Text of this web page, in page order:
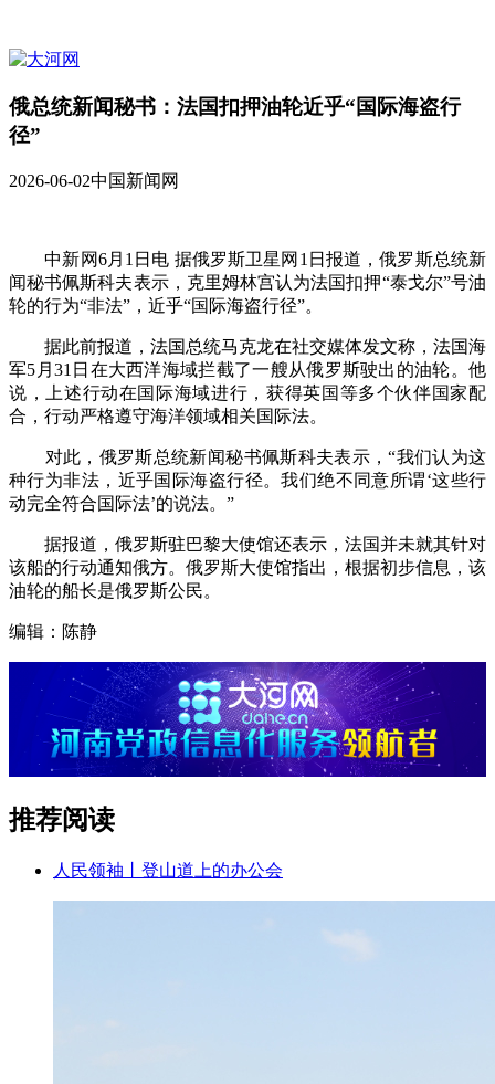
俄总统新闻秘书：法国扣押油轮近乎“国际海盗行
径”
2026-06-02中国新闻网
中新网6月1日电 据俄罗斯卫星网1日报道，俄罗斯总统新
闻秘书佩斯科夫表示，克里姆林宫认为法国扣押“泰戈尔”号油
轮的行为“非法”，近乎“国际海盗行径”。
据此前报道，法国总统马克龙在社交媒体发文称，法国海
军5月31日在大西洋海域拦截了一艘从俄罗斯驶出的油轮。他
说，上述行动在国际海域进行，获得英国等多个伙伴国家配
合，行动严格遵守海洋领域相关国际法。
对此，俄罗斯总统新闻秘书佩斯科夫表示，“我们认为这
种行为非法，近乎国际海盗行径。我们绝不同意所谓‘这些行
动完全符合国际法’的说法。”
据报道，俄罗斯驻巴黎大使馆还表示，法国并未就其针对
该船的行动通知俄方。俄罗斯大使馆指出，根据初步信息，该
油轮的船长是俄罗斯公民。
编辑：陈静
推荐阅读
人民领袖丨登山道上的办公会